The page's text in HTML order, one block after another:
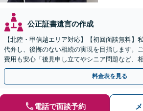
公正証書遺言の作成
【北陸・甲信越エリア対応】【初回面談無料】
代弁し、後悔のない相続の実現を目指します。
費用も安心「後見申し立てやシニア問題など、
対処可能」【WEB面談対応】
料金表を見る
電話で面談予約